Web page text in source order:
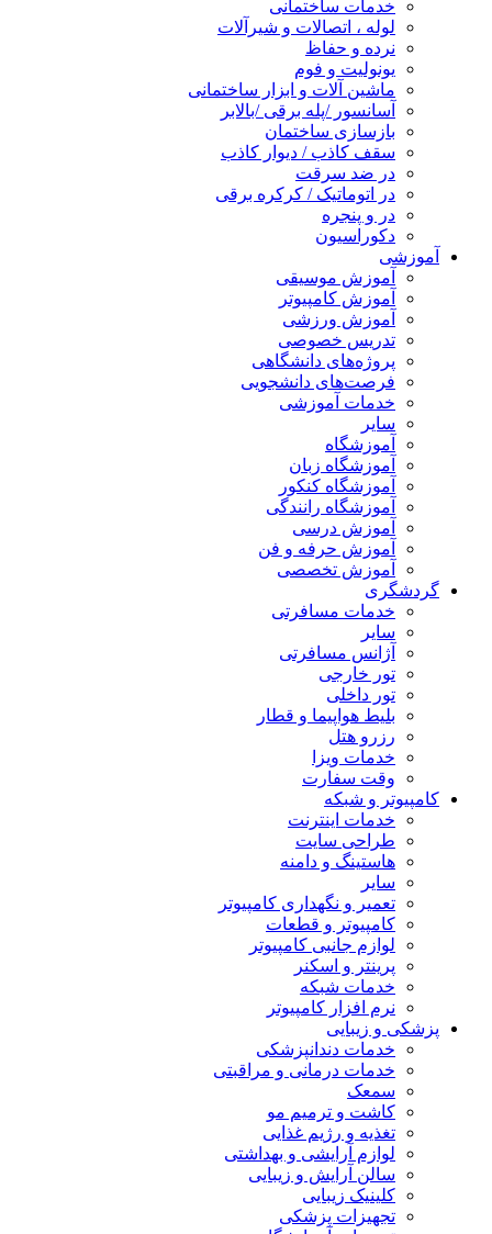
خدمات ساختمانی
لوله ، اتصالات و شیرآلات
نرده و حفاظ
یونولیت و فوم
ماشین آلات و ابزار ساختمانی
آسانسور /پله برقی /بالابر
بازسازی ساختمان
سقف کاذب / دیوار کاذب
در ضد سرقت
در اتوماتیک / کرکره برقی
در و پنجره
دکوراسیون
آموزشی
آموزش موسیقی
آموزش کامپیوتر
آموزش ورزشی
تدریس خصوصی
پروژه‌های دانشگاهی
فرصت‌های دانشجویی
خدمات آموزشی
سایر
آموزشگاه
آموزشگاه زبان
آموزشگاه کنکور
آموزشگاه رانندگی
آموزش درسی
آموزش حرفه و فن
آموزش تخصصی
گردشگری
خدمات مسافرتی
سایر
آژانس مسافرتی
تور خارجی
تور داخلی
بلیط هواپیما و قطار
رزرو هتل
خدمات ویزا
وقت سفارت
کامپیوتر و شبکه
خدمات اینترنت
طراحی سایت
هاستینگ و دامنه
سایر
تعمیر و نگهداری کامپیوتر
کامپیوتر و قطعات
لوازم جانبی کامپیوتر
پرینتر و اسکنر
خدمات شبکه
نرم افزار کامپیوتر
پزشکی و زیبایی
خدمات دندانپزشکی
خدمات درمانی و مراقبتی
سمعک
کاشت و ترمیم مو
تغذیه و رژیم غذایی
لوازم آرایشی و بهداشتی
سالن آرایش و زیبایی
کلینیک زیبایی
تجهیزات پزشکی